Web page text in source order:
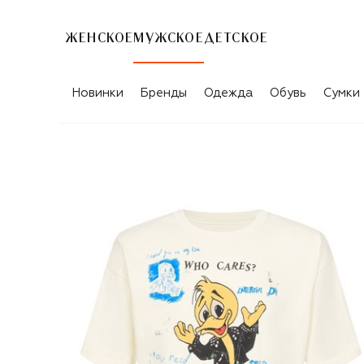
ЖЕНСКОЕ МУЖСКОЕ ДЕТСКОЕ
Новинки Бренды Одежда Обувь Сумки